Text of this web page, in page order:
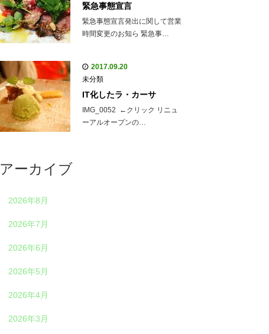
緊急事態宣言
緊急事態宣言発出に関して営業
時間変更のお知ら 緊急事…
2017.09.20
未分類
IT化したラ・カーサ
IMG_0052 ←クリック リニュ
ーアルオープンの…
アーカイブ
2026年8月
2026年7月
2026年6月
2026年5月
2026年4月
2026年3月